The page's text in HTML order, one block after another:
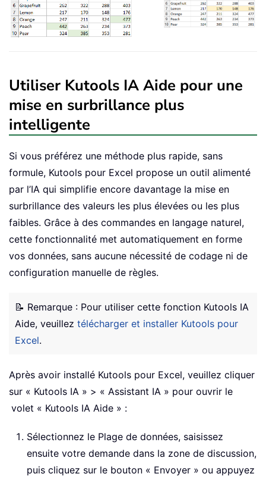
Utiliser Kutools IA Aide pour une
mise en surbrillance plus
intelligente
Si vous préférez une méthode plus rapide, sans
formule, Kutools pour Excel propose un outil alimenté
par l’IA qui simplifie encore davantage la mise en
surbrillance des valeurs les plus élevées ou les plus
faibles. Grâce à des commandes en langage naturel,
cette fonctionnalité met automatiquement en forme
vos données, sans aucune nécessité de codage ni de
configuration manuelle de règles.
📝 Remarque : Pour utiliser cette fonction Kutools IA
Aide, veuillez télécharger et installer Kutools pour
Excel.
Après avoir installé Kutools pour Excel, veuillez cliquer
sur « Kutools IA » > « Assistant IA » pour ouvrir le
volet « Kutools IA Aide » :
Sélectionnez le Plage de données, saisissez
ensuite votre demande dans la zone de discussion,
puis cliquez sur le bouton « Envoyer » ou appuyez